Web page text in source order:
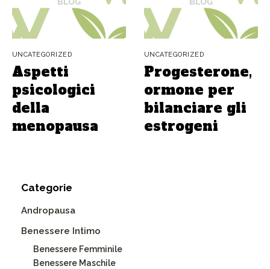
UNCATEGORIZED
Aspetti
psicologici
della
menopausa
UNCATEGORIZED
Progesterone,
ormone per
bilanciare gli
estrogeni
Categorie
Andropausa
Benessere Intimo
Benessere Femminile
Benessere Maschile